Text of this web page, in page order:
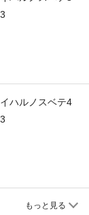
ハルノスベテ4
もっと見る